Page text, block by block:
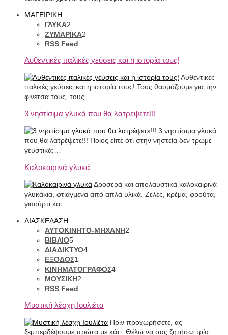
ΜΑΓΕΙΡΙΚΗ
ΓΛΥΚΑ2
ΖΥΜΑΡΙΚΑ2
RSS Feed
Αυθεντικές ιταλικές γεύσεις και η ιστορία τους!
Αυθεντικές
ιταλικές γεύσεις και η ιστορία τους! Τους θαυμάζουμε για την
φινέτσα τους, τους…
3 νηστίσιμα γλυκά που θα λατρέψετε!!!
3 νηστίσιμα γλυκά
που θα λατρέψετε!!! Ποιος είπε ότι στην νηστεία δεν τρώμε
γευστικά;…
Καλοκαιρινά γλυκά
Δροσερά και απολαυστικά καλοκαιρινά
γλυκάκια, φτιαγμένα από απλά υλικά. Ζελές, κρέμα, φρούτα,
γιαούρτι και…
ΔΙΑΣΚΕΔΑΣΗ
ΑΥΤΟΚΙΝΗΤΟ-ΜΗΧΑΝΗ2
ΒΙΒΛΙΟ5
ΔΙΑΔΙΚΤΥΟ4
ΕΞΟΔΟΣ1
ΚΙΝΗΜΑΤΟΓΡΑΦΟΣ4
ΜΟΥΣΙΚΗ2
RSS Feed
Μυστική λέσχη Ιουλιέτα
Πριν προχωρήσετε, ας
ξεμπερδέψουμε πρώτα με κάτι. Θέλω να σας ζητήσω τρία